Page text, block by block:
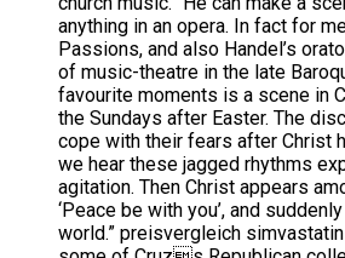
anything in an opera. In fact for
Passions, and also Handel’s
of music-theatre in the late
favourite moments is a scene in
the Sundays after Easter. The
cope with their fears after Christ
we hear these jagged rhythms
agitation. Then Christ appears
‘Peace be with you’, and
world.” preisvergleich